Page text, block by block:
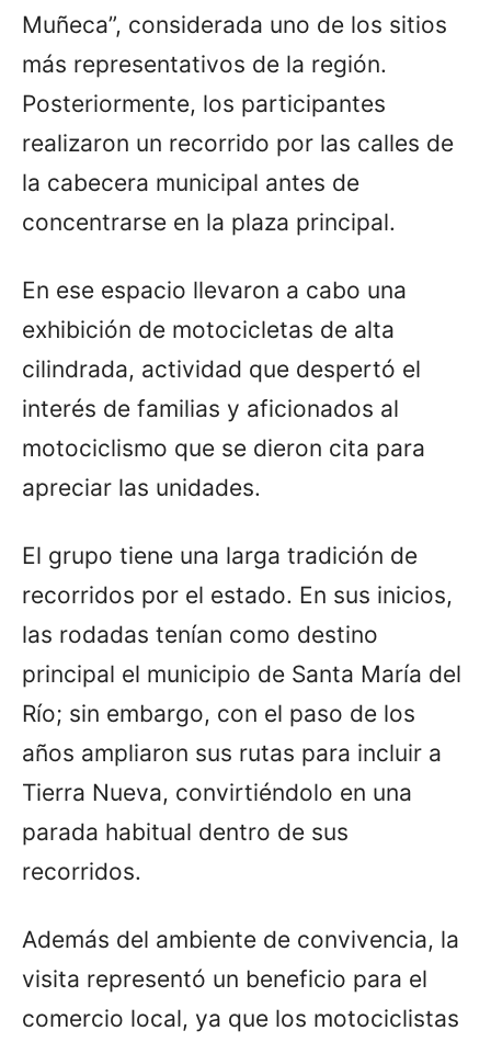
Muñeca”, considerada uno de los sitios
más representativos de la región.
Posteriormente, los participantes
realizaron un recorrido por las calles de
la cabecera municipal antes de
concentrarse en la plaza principal.
En ese espacio llevaron a cabo una
exhibición de motocicletas de alta
cilindrada, actividad que despertó el
interés de familias y aficionados al
motociclismo que se dieron cita para
apreciar las unidades.
El grupo tiene una larga tradición de
recorridos por el estado. En sus inicios,
las rodadas tenían como destino
principal el municipio de Santa María del
Río; sin embargo, con el paso de los
años ampliaron sus rutas para incluir a
Tierra Nueva, convirtiéndolo en una
parada habitual dentro de sus
recorridos.
Además del ambiente de convivencia, la
visita representó un beneficio para el
comercio local, ya que los motociclistas